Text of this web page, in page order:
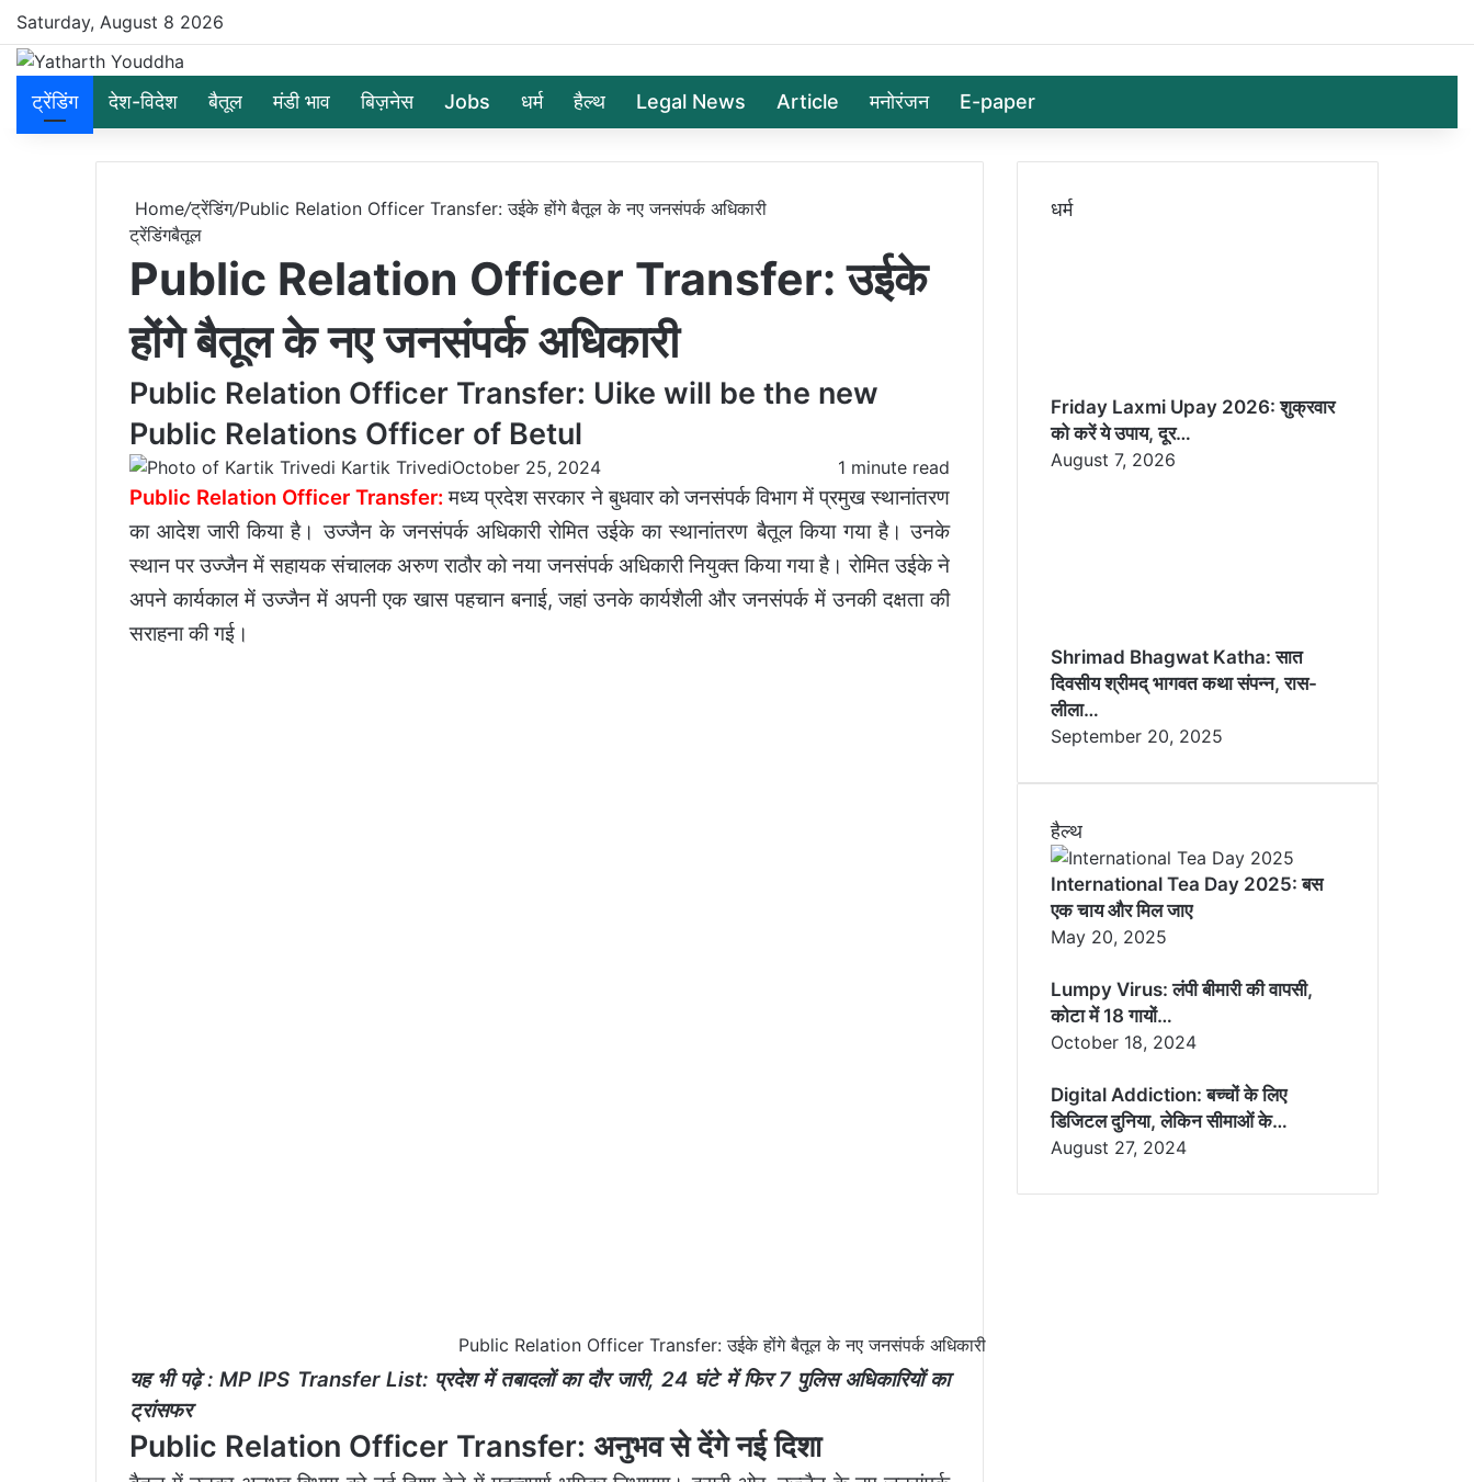
Saturday, August 8 2026
ट्रेंडिंग देश-विदेश बैतूल मंडी भाव बिज़नेस Jobs धर्म हैल्थ Legal News Article मनोरंजन E-paper
Home/ट्रेंडिंग/Public Relation Officer Transfer: उईके होंगे बैतूल के नए जनसंपर्क अधिकारी
ट्रेंडिंगबैतूल
Public Relation Officer Transfer: उईके
होंगे बैतूल के नए जनसंपर्क अधिकारी
Public Relation Officer Transfer: Uike will be the new
Public Relations Officer of Betul
Kartik TrivediOctober 25, 2024 1 minute read
Public Relation Officer Transfer: मध्य प्रदेश सरकार ने बुधवार को जनसंपर्क विभाग में प्रमुख स्थानांतरण
का आदेश जारी किया है। उज्जैन के जनसंपर्क अधिकारी रोमित उईके का स्थानांतरण बैतूल किया गया है। उनके
स्थान पर उज्जैन में सहायक संचालक अरुण राठौर को नया जनसंपर्क अधिकारी नियुक्त किया गया है। रोमित उईके ने
अपने कार्यकाल में उज्जैन में अपनी एक खास पहचान बनाई, जहां उनके कार्यशैली और जनसंपर्क में उनकी दक्षता की
सराहना की गई।
Public Relation Officer Transfer: उईके होंगे बैतूल के नए जनसंपर्क अधिकारी
यह भी पढ़े :MP IPS Transfer List: प्रदेश में तबादलों का दौर जारी, 24 घंटे में फिर 7 पुलिस अधिकारियों का
ट्रांसफर
Public Relation Officer Transfer: अनुभव से देंगे नई दिशा
धर्म
Friday Laxmi Upay 2026: शुक्रवार
को करें ये उपाय, दूर…
August 7, 2026
Shrimad Bhagwat Katha: सात
दिवसीय श्रीमद् भागवत कथा संपन्न, रास-
लीला…
September 20, 2025
हैल्थ
International Tea Day 2025: बस
एक चाय और मिल जाए
May 20, 2025
Lumpy Virus: लंपी बीमारी की वापसी,
कोटा में 18 गायों…
October 18, 2024
Digital Addiction: बच्चों के लिए
डिजिटल दुनिया, लेकिन सीमाओं के…
August 27, 2024